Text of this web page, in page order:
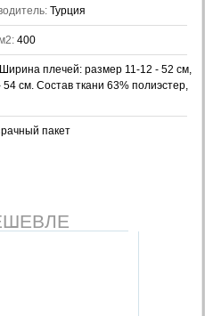
Турция
400
Ширина плечей: размер 11-12 - 52 см,
см. Состав ткани 63% полиэстер,
пакет